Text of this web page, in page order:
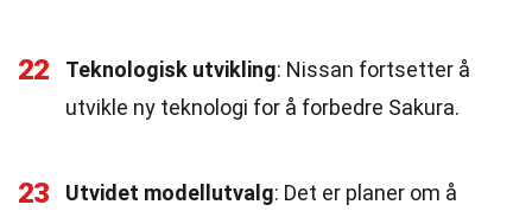
22 Teknologisk utvikling: Nissan fortsetter å
utvikle ny teknologi for å forbedre Sakura.
23 Utvidet modellutvalg: Det er planer om å